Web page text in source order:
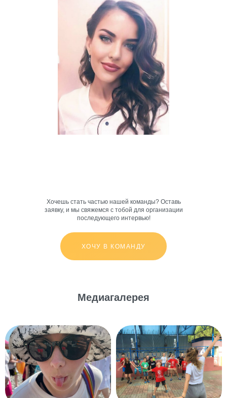
Хочешь стать частью нашей команды? Оставь
заявку, и мы свяжемся с тобой для организации
последующего интервью!
ХОЧУ В КОМАНДУ
Медиагалерея